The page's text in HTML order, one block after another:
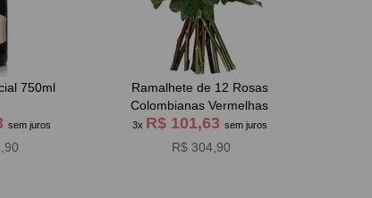
750ml
sem juros
Ramalhete de 12 Rosas
Colombianas Vermelhas
3x R$ 101,63 sem juros
R$ 304,90